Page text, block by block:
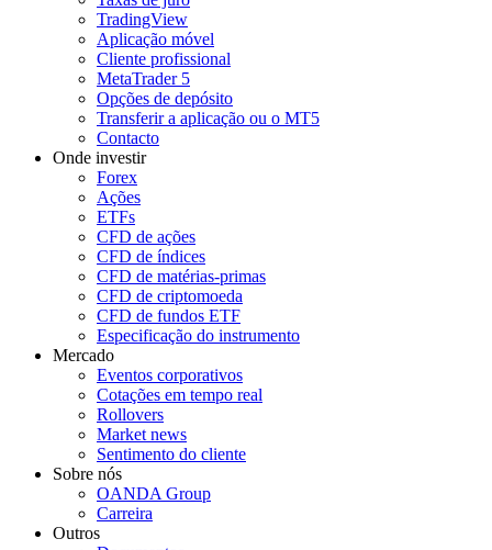
TradingView
Aplicação móvel
Cliente profissional
MetaTrader 5
Opções de depósito
Transferir a aplicação ou o MT5
Contacto
Onde investir
Forex
Ações
ETFs
CFD de ações
CFD de índices
CFD de matérias-primas
CFD de criptomoeda
CFD de fundos ETF
Especificação do instrumento
Mercado
Eventos corporativos
Cotações em tempo real
Rollovers
Market news
Sentimento do cliente
Sobre nós
OANDA Group
Carreira
Outros